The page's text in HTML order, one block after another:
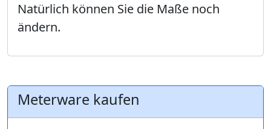
Natürlich können Sie die Maße noch
ändern.
Meterware kaufen